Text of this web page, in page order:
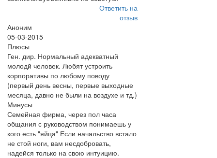
Ответить на
отзыв
Аноним
05-03-2015
Плюсы
Ген. дир. Нормальный адекватный
молодй человек. Любят устроить
корпоративы по любому поводу
(первый день весны, первые выходные
месяца, давно не были на воздухе и тд.)
Минусы
Семейная фирма, через пол часа
общания с руководством понимаешь у
кого есть "яйца" Если начальство встало
не стой ноги, вам несдобровать,
надейся только на свою интуицию.